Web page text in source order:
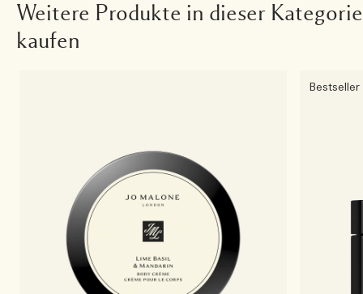
Weitere Produkte in dieser Kategorie
kaufen
Bestseller